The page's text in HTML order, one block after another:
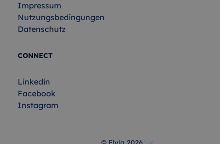
Impressum
Nutzungsbedingungen
Datenschutz
CONNECT
Linkedin
Facebook
Instagram